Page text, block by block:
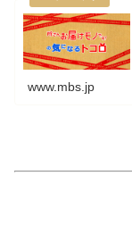
www.mbs.jp